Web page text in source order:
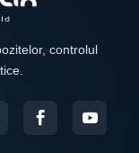
controlul